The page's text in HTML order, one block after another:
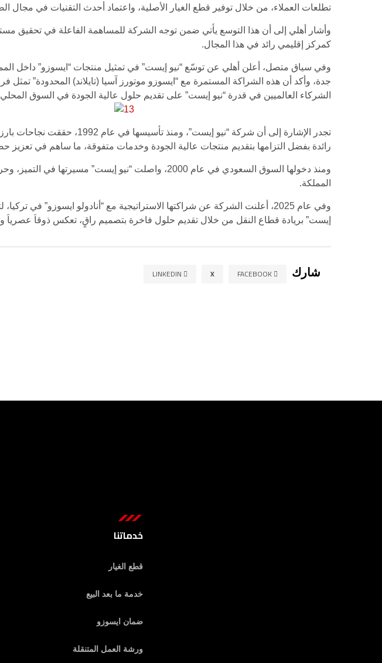
تطلعات العملاء، من خلال توفير قطع الغيار الأصلية، واعتماد أحدث التقنيات في مجال
كمركز إقليمي رائد في هذا المجال.
جدة، وأكد أن هذه الشراكة المستمرة مع “ايسوزو موتورز آسيا (تايلاند) المحدودة”
الشركاء العالميين في قدرة “نيو إيست” على تقديم حلول عالية الجودة في السوق
تجدر الإشارة إلى أن شركة
رائدة بفضل التزامها بتقديم منتجات عالية الجودة وخدمات متفوقة، ما ساهم في تعزيز
ومنذ دخولها السوق السعودي في عام 2000، واصلت “نيو
المملكة.
وفي عام 2025، أعلنت الشركة عن شراكتها الاستراتيجية مع “أنادولو ايسوزو”
إيست” بريادة قطاع النقل من خلال تقديم حلول فاخرة بتصميم راقٍ، تعكس ذوقاَ عصرياَ
شارك X
خدماتنا
قطع الغيار
خدمة ما بعد البيع
ضمان ايسوزو
ورشة العمل المتنقلة